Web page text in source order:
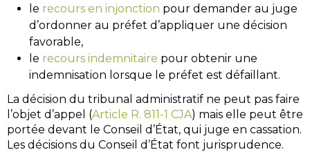
le recours en injonction pour demander au juge
d’ordonner au préfet d’appliquer une décision
favorable,
le recours indemnitaire pour obtenir une
indemnisation lorsque le préfet est défaillant.
La décision du tribunal administratif ne peut pas faire
l’objet d’appel (Article R. 811-1 CJA) mais elle peut être
portée devant le Conseil d’État, qui juge en cassation.
Les décisions du Conseil d’État font jurisprudence.